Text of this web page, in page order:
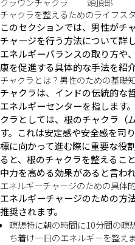
チャクラを整えるためのライフス
このセクションでは、男性がチ
チャージを行う方法について詳
エネルギーバランスの取り方や
康を促進する具体的な手法を紹介
チャクラとは？男性のための基礎
チャクラは、インドの伝統的な
エネルギーセンターを指します
クラとしては、根のチャクラ（
す。これは安定感や安全感を司
標に向かって進む際に重要な役
ると、根のチャクラを整えるこ
中力を高める効果があると言われ
エネルギーチャージのための具体
エネルギーチャージのための方
推奨されます。
瞑想特に朝の時間に10分間の瞑
ち着け一日のエネルギーを整えま